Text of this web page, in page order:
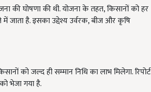
की घोषणा की थी. योजना के तहत, किसानों को हर
जाता है. इसका उद्देश्य उर्वरक, बीज और कृषि
को जल्द ही सम्मान निधि का लाभ मिलेगा. रिपोर्ट
भेजा गया है.